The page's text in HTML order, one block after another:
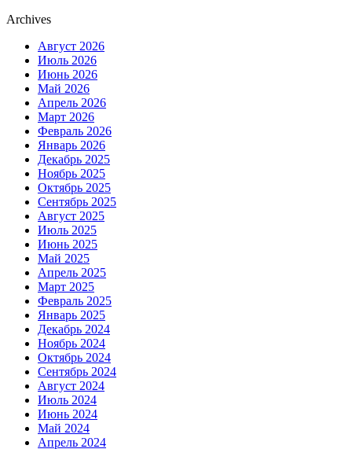
Archives
Август 2026
Июль 2026
Июнь 2026
Май 2026
Апрель 2026
Март 2026
Февраль 2026
Январь 2026
Декабрь 2025
Ноябрь 2025
Октябрь 2025
Сентябрь 2025
Август 2025
Июль 2025
Июнь 2025
Май 2025
Апрель 2025
Март 2025
Февраль 2025
Январь 2025
Декабрь 2024
Ноябрь 2024
Октябрь 2024
Сентябрь 2024
Август 2024
Июль 2024
Июнь 2024
Май 2024
Апрель 2024